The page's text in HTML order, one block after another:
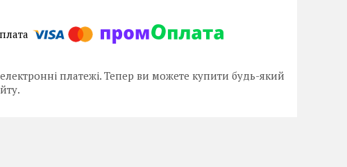
платежі. Тепер ви можете купити будь-який